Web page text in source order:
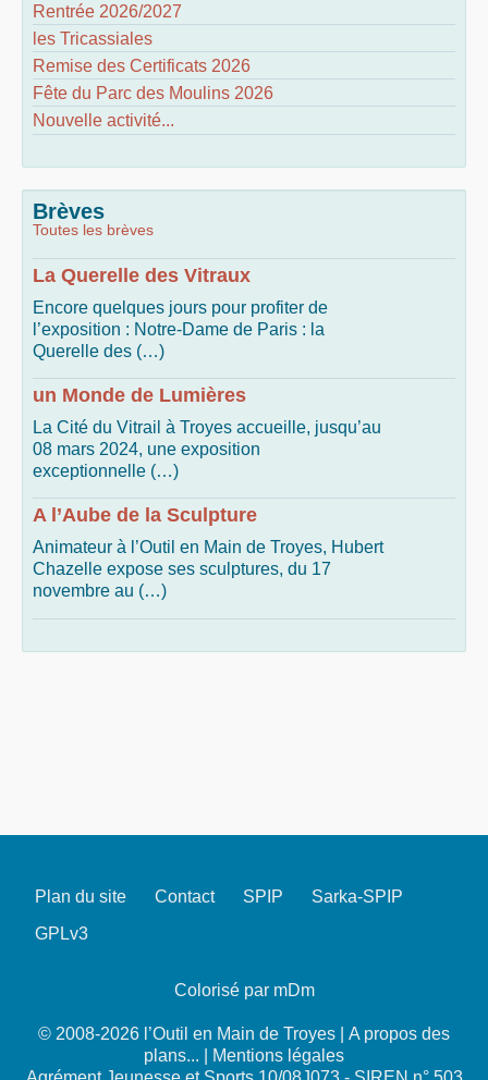
Rentrée 2026/2027
les Tricassiales
Remise des Certificats 2026
Fête du Parc des Moulins 2026
Nouvelle activité...
Brèves
Toutes les brèves
La Querelle des Vitraux
Encore quelques jours pour profiter de
l’exposition : Notre-Dame de Paris : la
Querelle des (…)
un Monde de Lumières
La Cité du Vitrail à Troyes accueille, jusqu’au
08 mars 2024, une exposition
exceptionnelle (…)
A l’Aube de la Sculpture
Animateur à l’Outil en Main de Troyes, Hubert
Chazelle expose ses sculptures, du 17
novembre au (…)
Plan du site Contact SPIP
Sarka-SPIP
GPLv3
Colorisé par mDm
© 2008-2026 l’Outil en Main de Troyes | A propos des
plans...
Mentions légales